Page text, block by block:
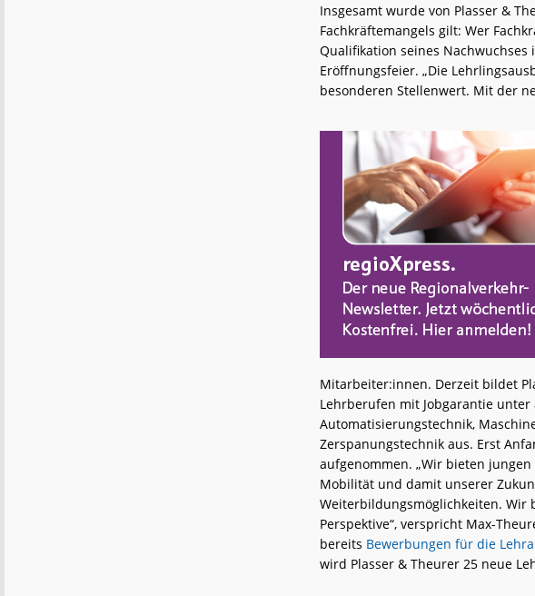
Insgesamt wurde von Plasser &
Fachkräftemangels gilt: Wer
Qualifikation seines Nachwuchses
Eröffnungsfeier. „Die
besonderen Stellenwert. Mit der
Mitarbeiter:innen. Derzeit bildet
Lehrberufen mit Jobgarantie
Automatisierungstechnik,
Zerspanungstechnik aus. Erst
aufgenommen. „Wir bieten
Mobilität und damit unserer
Weiterbildungsmöglichkeiten. Wir
Perspektive“, verspricht Max-
bereits Bewerbungen für die
wird Plasser & Theurer 25 neue